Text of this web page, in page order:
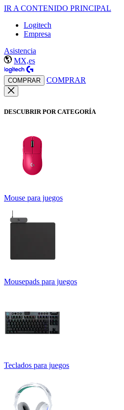
IR A CONTENIDO PRINCIPAL
Logitech
Empresa
Asistencia
MX,es
COMPRAR COMPRAR
DESCUBRIR POR CATEGORÍA
Mouse para juegos
Mousepads para juegos
Teclados para juegos